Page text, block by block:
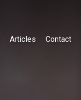
Articles Contact